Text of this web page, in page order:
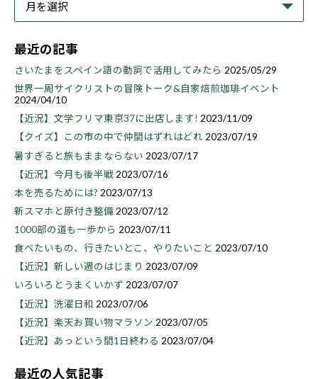
最近の記事
さいたまをスペイン語の動詞で活用してみたら 2025/05/29
世界一周サイクリストの冒険トーク&自家焙煎珈琲イベント
2024/04/10
【近況】文学フリマ東京37に出店します! 2023/11/09
【クイズ】この市の中で仲間はずれはどれ 2023/07/19
暑すぎると旅もままならない 2023/07/17
【近況】今月も後半戦 2023/07/16
本を売るためには? 2023/07/13
新スマホと原付き整備 2023/07/12
1000部の道も一歩から 2023/07/11
食べたいもの、行きたいとこ、やりたいこと 2023/07/10
【近況】新しい週のはじまり 2023/07/09
いろいろとうまくいかず 2023/07/07
【近況】洗濯日和 2023/07/06
【近況】楽天お買い物マラソン 2023/07/05
【近況】あっという間1日終わる 2023/07/04
最近の人気記事